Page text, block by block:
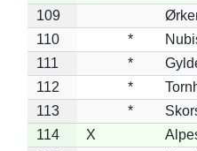
109
110
*
111
*
112
*
113
*
114
X